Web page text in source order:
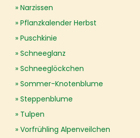
Narzissen
Pflanzkalender Herbst
Puschkinie
Schneeglanz
Schneeglöckchen
Sommer-Knotenblume
Steppenblume
Tulpen
Vorfrühling Alpenveilchen